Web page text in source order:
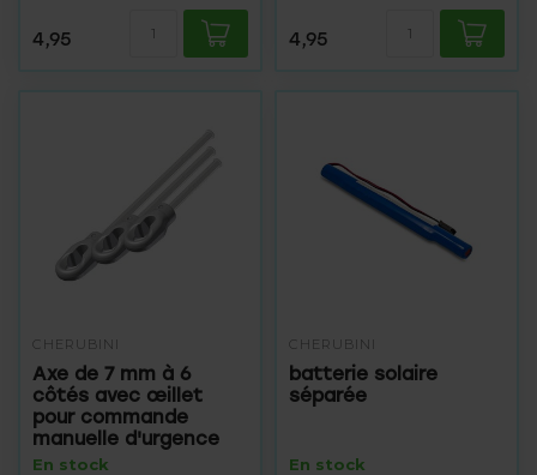
4,95 4,95
CHERUBINI
Axe de 7 mm à 6
côtés avec œillet
pour commande
manuelle d'urgence
En stock
CHERUBINI
batterie solaire
séparée
En stock